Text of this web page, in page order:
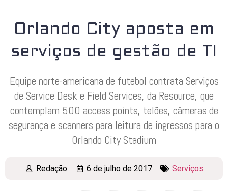
Orlando City aposta em
serviços de gestão de TI
Equipe norte-americana de futebol contrata Serviços
de Service Desk e Field Services, da Resource, que
contemplam 500 access points, telões, câmeras de
segurança e scanners para leitura de ingressos para o
Orlando City Stadium
Redação 6 de julho de 2017 Serviços